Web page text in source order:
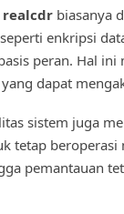
realcdrbiasanya
enkripsi
peran. Hal
dapat
sistem juga
tetap beroperasi
pemantauan